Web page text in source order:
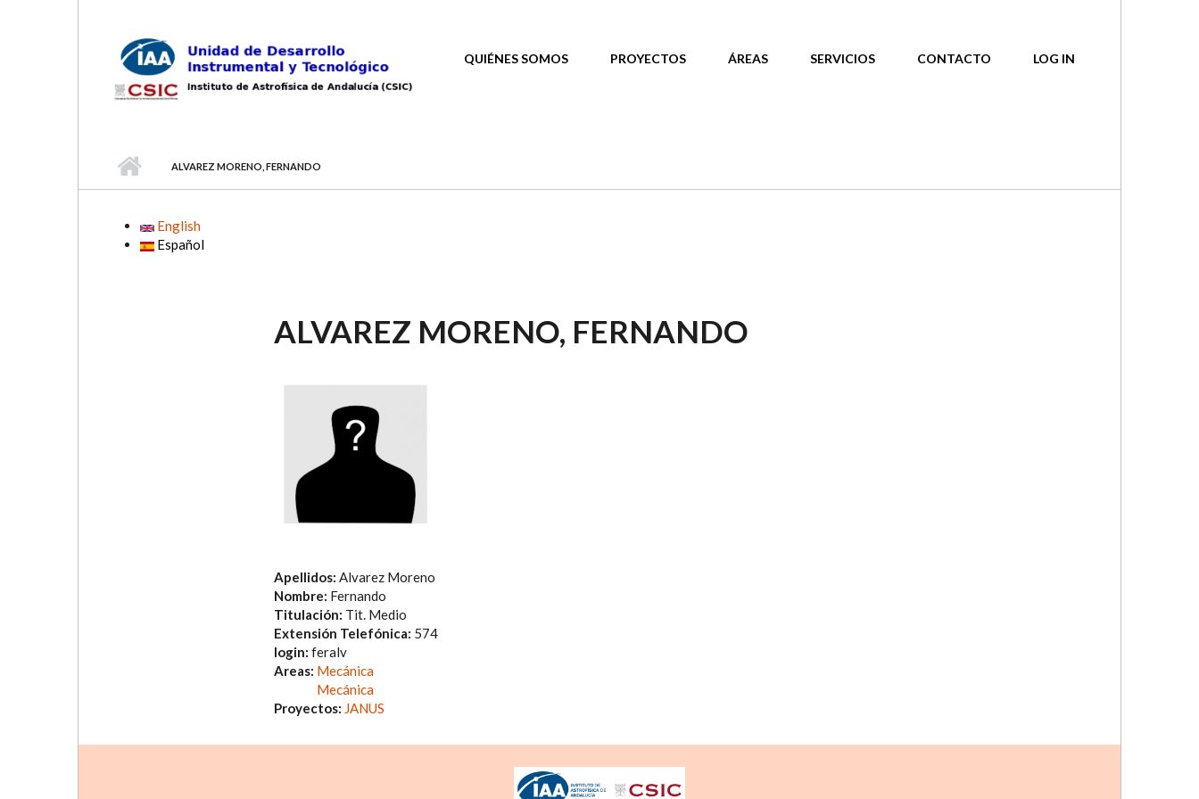
MAIN MENU
QUIÉNES SOMOS PROYECTOS ÁREAS SERVICIOS CONTACTO LOG IN
ALVAREZ MORENO, FERNANDO
English
Español
ALVAREZ MORENO, FERNANDO
Apellidos: Alvarez Moreno
Nombre: Fernando
Titulación: Tit. Medio
Extensión Telefónica: 574
login: feralv
Areas: Mecánica
Mecánica
Proyectos: JANUS